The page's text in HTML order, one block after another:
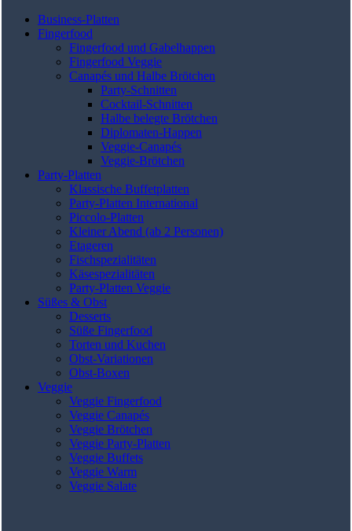
Business-Platten
Fingerfood
Fingerfood und Gabelhappen
Fingerfood Veggie
Canapés und Halbe Brötchen
Party-Schnitten
Cocktail-Schnitten
Halbe belegte Brötchen
Diplomaten-Happen
Veggie-Canapés
Veggie-Brötchen
Party-Platten
Klassische Buffetplatten
Party-Platten International
Piccolo-Platten
Kleiner Abend (ab 2 Personen)
Etageren
Fischspezialitäten
Käsespezialitäten
Party-Platten Veggie
Süßes & Obst
Desserts
Süße Fingerfood
Torten und Kuchen
Obst-Variationen
Obst-Boxen
Veggie
Veggie Fingerfood
Veggie Canapés
Veggie Brötchen
Veggie Party-Platten
Veggie Buffets
Veggie Warm
Veggie Salate